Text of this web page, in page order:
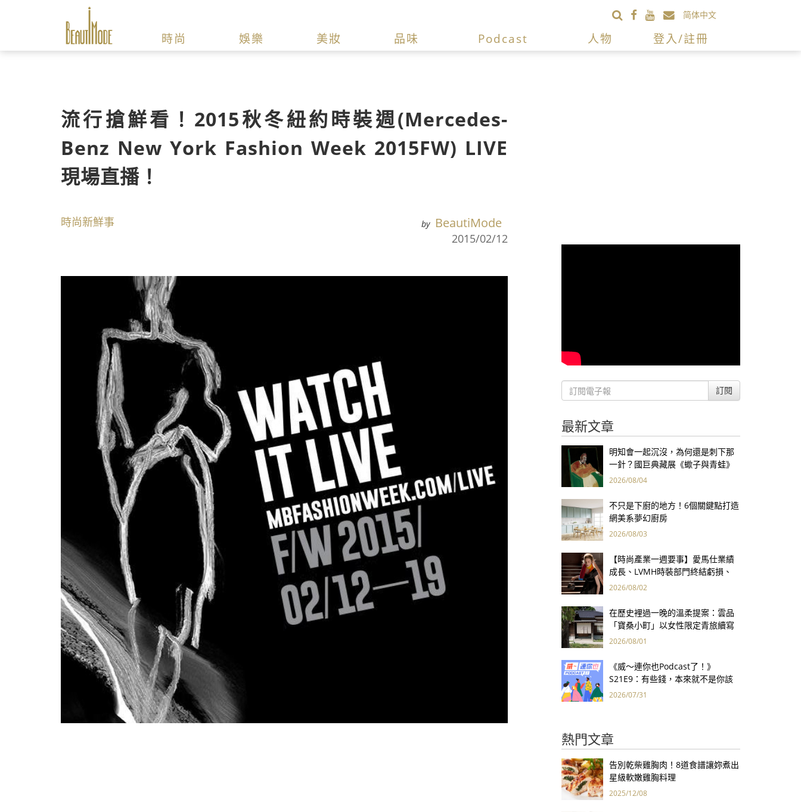
简体中文
時尚 娛樂 美妝 品味 Podcast 人物 登入/註冊
流行搶鮮看！2015秋冬紐約時裝週(Mercedes-
Benz New York Fashion Week 2015FW) LIVE
現場直播！
時尚新鮮事 by BeautiMode
2015/02/12
訂閱
最新文章
明知會一起沉沒，為何還是刺下那
一針？國巨典藏展《蠍子與青蛙》
用66件名作拷問人性
2026/08/04
不只是下廚的地方！6個關鍵點打造
網美系夢幻廚房
2026/08/03
【時尚產業一週要事】愛馬仕業績
成長、LVMH時裝部門終結虧損、
Kering轉型策略初現成效、Prada
2026/08/02
在歷史裡過一晚的溫柔提案：雲品
「寶桑小町」以女性限定青旅續寫
台東老屋記憶
2026/08/01
《威～連你也Podcast了！》
S21E9：有些錢，本來就不是你該
賺的——讀《一個投機者的告白》
2026/07/31
熱門文章
告別乾柴雞胸肉！8道食譜讓妳煮出
星級軟嫩雞胸料理
2025/12/08